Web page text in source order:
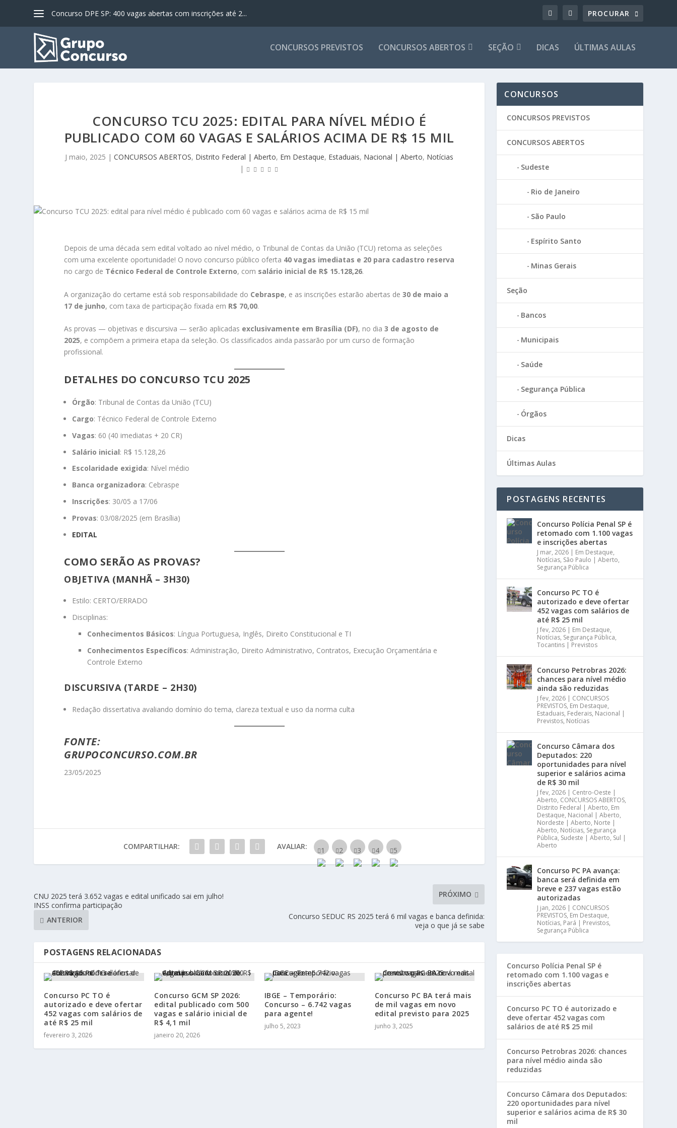
Concurso DPE SP: 400 vagas abertas com inscrições até 2...
CONCURSOS PREVISTOS CONCURSOS ABERTOS SEÇÃO DICAS ÚLTIMAS AULAS
CONCURSO TCU 2025: EDITAL PARA NÍVEL MÉDIO É
PUBLICADO COM 60 VAGAS E SALÁRIOS ACIMA DE R$ 15 MIL
J maio, 2025 |CONCURSOS ABERTOS, Distrito Federal | Aberto, Em Destaque, Estaduais, Nacional | Aberto, Notícias
|
Depois de uma década sem edital voltado ao nível médio, o Tribunal de Contas da União (TCU) retoma as seleções
com uma excelente oportunidade! O novo concurso público oferta 40 vagas imediatas e 20 para cadastro reserva
no cargo de Técnico Federal de Controle Externo, com salário inicial de R$ 15.128,26.
A organização do certame está sob responsabilidade do Cebraspe, e as inscrições estarão abertas de30 de maio a
17 de junho, com taxa de participação fixada em R$ 70,00.
As provas — objetivas e discursiva — serão aplicadas exclusivamente em Brasília (DF), no dia3 de agosto de
2025, e compõem a primeira etapa da seleção. Os classificados ainda passarão por um curso de formação
profissional.
DETALHES DO CONCURSO TCU 2025
Órgão: Tribunal de Contas da União (TCU)
Cargo: Técnico Federal de Controle Externo
Vagas: 60 (40 imediatas + 20 CR)
Salário inicial: R$ 15.128,26
Escolaridade exigida: Nível médio
Banca organizadora: Cebraspe
Inscrições: 30/05 a 17/06
Provas: 03/08/2025 (em Brasília)
EDITAL
COMO SERÃO AS PROVAS?
OBJETIVA (MANHÃ – 3H30)
Estilo: CERTO/ERRADO
Disciplinas:
Conhecimentos Básicos: Língua Portuguesa, Inglês, Direito Constitucional e TI
Conhecimentos Específicos: Administração, Direito Administrativo, Contratos, Execução Orçamentária e
Controle Externo
DISCURSIVA (TARDE – 2H30)
Redação dissertativa avaliando domínio do tema, clareza textual e uso da norma culta
FONTE:
GRUPOCONCURSO.COM.BR
23/05/2025
COMPARTILHAR: AVALIAR:
CNU 2025 terá 3.652 vagas e edital unificado sai em julho!
INSS confirma participação
ANTERIOR
PRÓXIMO
Concurso SEDUC RS 2025 terá 6 mil vagas e banca definida:
veja o que já se sabe
POSTAGENS RELACIONADAS
Concurso PC TO é
autorizado e deve ofertar
452 vagas com salários de
até R$ 25 mil
fevereiro 3, 2026
Concurso GCM SP 2026:
edital publicado com 500
vagas e salário inicial de
R$ 4,1 mil
janeiro 20, 2026
IBGE – Temporário:
Concurso – 6.742 vagas
para agente!
julho 5, 2023
Concurso PC BA terá mais
de mil vagas em novo
edital previsto para 2025
junho 3, 2025
CONCURSOS
CONCURSOS PREVISTOS
CONCURSOS ABERTOS
Sudeste
Rio de Janeiro
São Paulo
Espírito Santo
Minas Gerais
Seção
Bancos
Municipais
Saúde
Segurança Pública
Órgãos
Dicas
Últimas Aulas
POSTAGENS RECENTES
Concurso Polícia Penal SP é
retomado com 1.100 vagas
e inscrições abertas
J mar, 2026 | Em Destaque,
Notícias, São Paulo | Aberto,
Segurança Pública
Concurso PC TO é
autorizado e deve ofertar
452 vagas com salários de
até R$ 25 mil
J fev, 2026 | Em Destaque,
Notícias, Segurança Pública,
Tocantins | Previstos
Concurso Petrobras 2026:
chances para nível médio
ainda são reduzidas
J fev, 2026 | CONCURSOS
PREVISTOS, Em Destaque,
Estaduais, Federais, Nacional |
Previstos, Notícias
Concurso Câmara dos
Deputados: 220
oportunidades para nível
superior e salários acima
de R$ 30 mil
J fev, 2026 | Centro-Oeste |
Aberto, CONCURSOS ABERTOS,
Distrito Federal | Aberto, Em
Destaque, Nacional | Aberto,
Nordeste | Aberto, Norte |
Aberto, Notícias, Segurança
Pública, Sudeste | Aberto, Sul |
Aberto
Concurso PC PA avança:
banca será definida em
breve e 237 vagas estão
autorizadas
J jan, 2026 | CONCURSOS
PREVISTOS, Em Destaque,
Notícias, Pará | Previstos,
Segurança Pública
Concurso Polícia Penal SP é
retomado com 1.100 vagas e
inscrições abertas
Concurso PC TO é autorizado e
deve ofertar 452 vagas com
salários de até R$ 25 mil
Concurso Petrobras 2026: chances
para nível médio ainda são
reduzidas
Concurso Câmara dos Deputados:
220 oportunidades para nível
superior e salários acima de R$ 30
mil